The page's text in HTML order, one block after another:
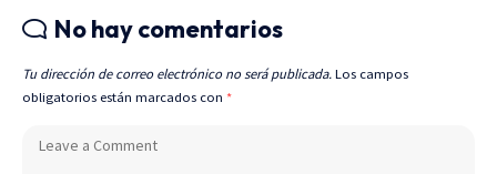
No hay comentarios
Tu dirección de correo electrónico no será publicada. Los campos
obligatorios están marcados con *